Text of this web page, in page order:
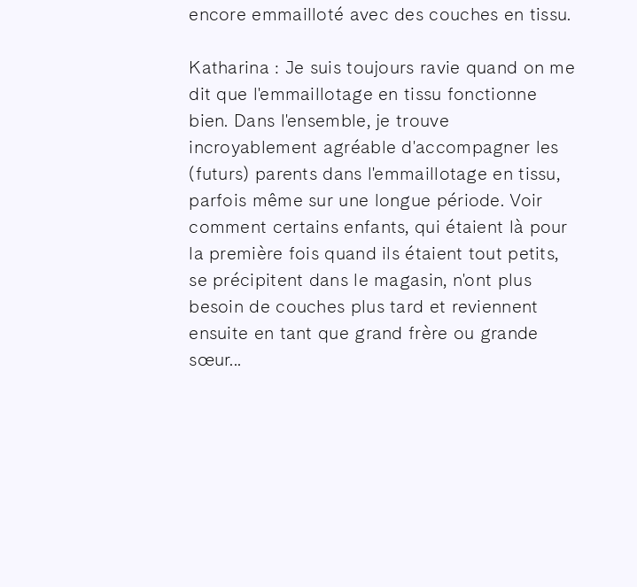
encore emmailloté avec des couches en tissu.
Katharina : Je suis toujours ravie quand on me
dit que l'emmaillotage en tissu fonctionne
bien. Dans l'ensemble, je trouve
incroyablement agréable d'accompagner les
(futurs) parents dans l'emmaillotage en tissu,
parfois même sur une longue période. Voir
comment certains enfants, qui étaient là pour
la première fois quand ils étaient tout petits,
se précipitent dans le magasin, n'ont plus
besoin de couches plus tard et reviennent
ensuite en tant que grand frère ou grande
sœur...